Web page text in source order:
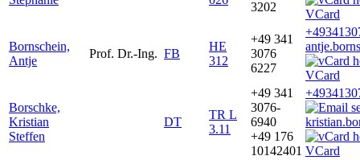
3202
VCard
Bornschein,
Antje
Prof. Dr.-Ing. FB
HE
312
+49 341
3076
6227
VCard
Borschke,
Kristian
Steffen
DT
TR L
3.11
+49 341
3076-
6940
+49 176
10142401 VCard